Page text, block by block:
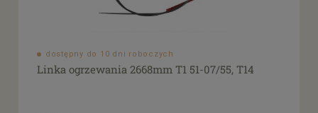
dostępny do 10 dni roboczych
Linka ogrzewania 2668mm T1 51-07/55, T14